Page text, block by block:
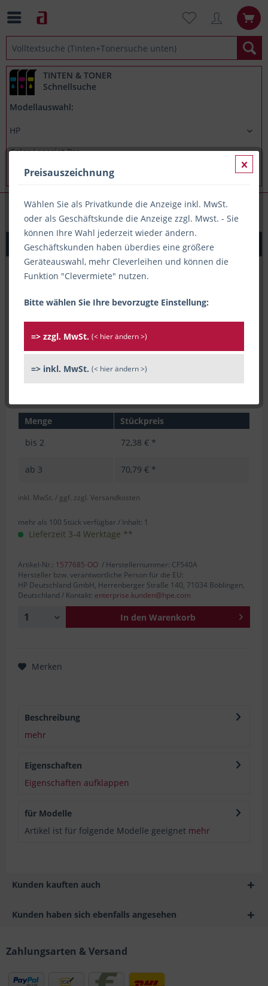
TINTEN & TONER
Schnellsuche
Modellauswahl:
HP Color Laserjet Pro MFP M281fw
Original Toner HP 203A / CF540A, ca. 1.400 S., schwarz
Menge
Stückpreis
bis 2 72,38 € *
ab 3 70,79 € *
inkl. MwSt. / ggf. zzgl. Versandkosten
mehr als 100 Stück verfügbar / Inhalt: 1
Lieferzeit 3-4 Werktage **
Artikel-Nr.: 1577685-OO / Herstellernummer: CF540A
Hersteller bzw. verantwortliche Person für die EU:
HP Deutschland GmbH, Herrenberger Straße 140, 71034 Böblingen,
Deutschland / Kontakt: enterprise.kunden@hpe.com
In den Warenkorb
Merken
Beschreibung
mehr
Eigenschaften
Eigenschaften aufklappen
für Modelle
Artikel ist für folgende Modelle geeignet mehr
Kunden kauften auch
Kunden haben sich ebenfalls angesehen
Zahlungsarten & Versand
Preisauszeichnung
Wählen Sie als Privatkunde die Anzeige inkl. MwSt.
oder als Geschäftskunde die Anzeige zzgl. Mwst. - Sie
können Ihre Wahl jederzeit wieder ändern.
Geschäftskunden haben überdies eine größere
Geräteauswahl, mehr Cleverleihen und können die
Funktion "Clevermiete" nutzen.
Bitte wählen Sie Ihre bevorzugte Einstellung:
=> zzgl. MwSt. (< hier ändern >)
=> inkl. MwSt. (< hier ändern >)